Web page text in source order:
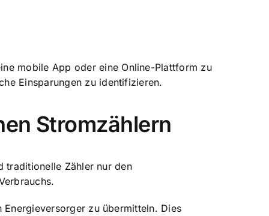
mobile App oder eine Online-Plattform zu
Einsparungen zu identifizieren.
Stromzählern
traditionelle Zähler nur den
zu übermitteln. Dies